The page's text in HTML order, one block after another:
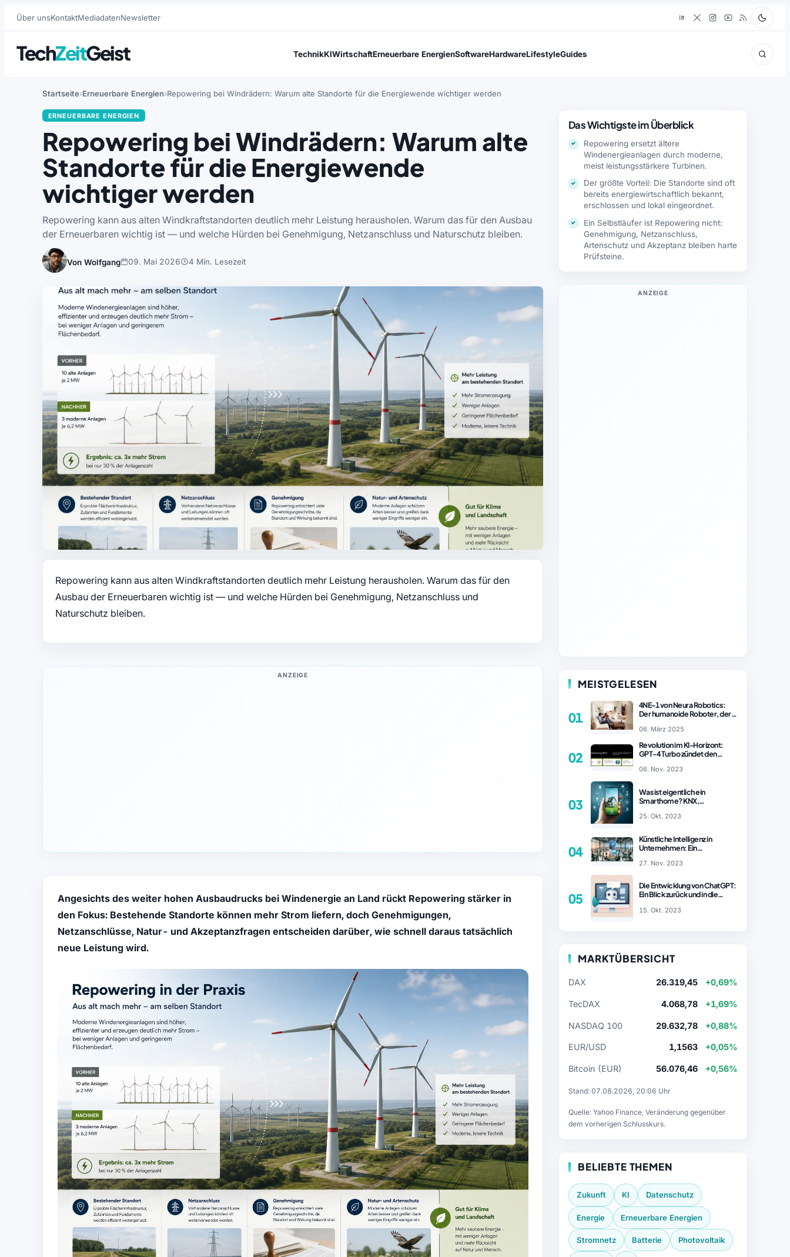
Über unsKontaktMediadatenNewsletter
TechZeitGeist TechnikKIWirtschaftErneuerbare EnergienSoftwareHardwareLifestyleGuides
Startseite Erneuerbare Energien Repowering bei Windrädern: Warum alte Standorte für die Energiewende wichtiger werden
ERNEUERBARE ENERGIEN
Repowering bei Windrädern: Warum alte
Standorte für die Energiewende
wichtiger werden
Repowering kann aus alten Windkraftstandorten deutlich mehr Leistung herausholen. Warum das für den Ausbau
der Erneuerbaren wichtig ist — und welche Hürden bei Genehmigung, Netzanschluss und Naturschutz bleiben.
Von Wolfgang 09. Mai 2026 4 Min. Lesezeit
Repowering kann aus alten Windkraftstandorten deutlich mehr Leistung herausholen. Warum das für den
Ausbau der Erneuerbaren wichtig ist — und welche Hürden bei Genehmigung, Netzanschluss und
Naturschutz bleiben.
ANZEIGE
Angesichts des weiter hohen Ausbaudrucks bei Windenergie an Land rückt Repowering stärker in
den Fokus: Bestehende Standorte können mehr Strom liefern, doch Genehmigungen,
Netzanschlüsse, Natur- und Akzeptanzfragen entscheiden darüber, wie schnell daraus tatsächlich
neue Leistung wird.
Das Wichtigste im Überblick
Repowering ersetzt ältere
Windenergieanlagen durch moderne,
meist leistungsstärkere Turbinen.
Der größte Vorteil: Die Standorte sind oft
bereits energiewirtschaftlich bekannt,
erschlossen und lokal eingeordnet.
Ein Selbstläufer ist Repowering nicht:
Genehmigung, Netzanschluss,
Artenschutz und Akzeptanz bleiben harte
Prüfsteine.
ANZEIGE
MEISTGELESEN
01
4NE-1 von Neura Robotics:
Der humanoide Roboter, der
revolutionieren könnte
06. März 2025
02
Revolution im KI-Horizont:
GPT-4 Turbo zündet den
– ChatGPT Revolution!
06. Nov. 2023
03
Was ist eigentlich ein
Smarthome? KNX,
Vergleich
25. Okt. 2023
04
Künstliche Intelligenz in
Unternehmen: Ein
27. Nov. 2023
05
Die Entwicklung von ChatGPT:
Ein Blick zurück und in die
15. Okt. 2023
MARKTÜBERSICHT
DAX 26.319,45 +0,69%
TecDAX 4.068,78 +1,69%
NASDAQ 100 29.632,78 +0,88%
EUR/USD 1,1563 +0,05%
Bitcoin (EUR) 56.076,46 +0,56%
Stand: 07.08.2026, 20:06 Uhr
Quelle: Yahoo Finance, Veränderung gegenüber
dem vorherigen Schlusskurs.
BELIEBTE THEMEN
Zukunft KI Datenschutz
Energie Erneuerbare Energien
Stromnetz Batterie Photovoltaik